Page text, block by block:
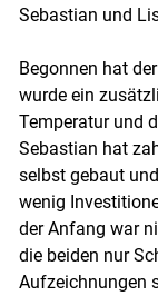
Sebastian und
Begonnen hat
wurde ein
Temperatur und
Sebastian hat
selbst gebaut
wenig
der Anfang war
die beiden nur
Aufzeichnungen